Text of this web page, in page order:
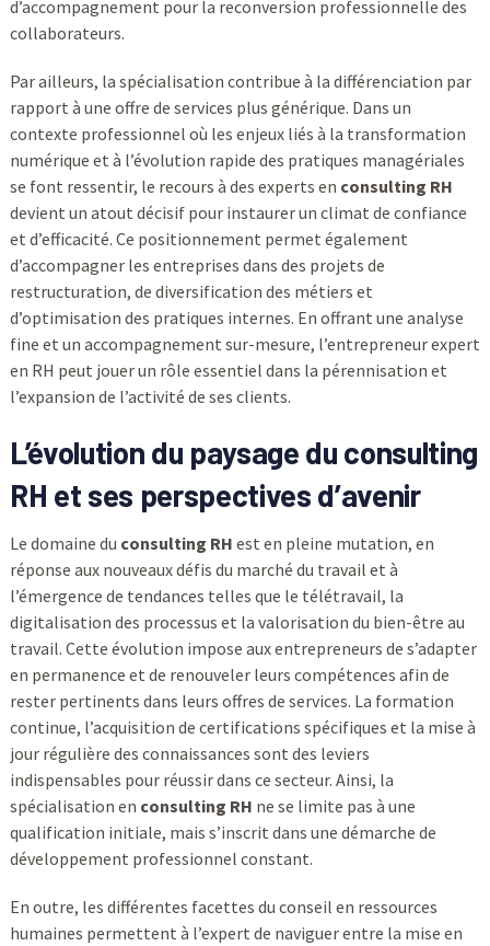
d’accompagnement pour la reconversion professionnelle des
collaborateurs.
Par ailleurs, la spécialisation contribue à la différenciation par
rapport à une offre de services plus générique. Dans un
contexte professionnel où les enjeux liés à la transformation
numérique et à l’évolution rapide des pratiques managériales
se font ressentir, le recours à des experts en consulting RH
devient un atout décisif pour instaurer un climat de confiance
et d’efficacité. Ce positionnement permet également
d’accompagner les entreprises dans des projets de
restructuration, de diversification des métiers et
d’optimisation des pratiques internes. En offrant une analyse
fine et un accompagnement sur-mesure, l’entrepreneur expert
en RH peut jouer un rôle essentiel dans la pérennisation et
l’expansion de l’activité de ses clients.
L’évolution du paysage du consulting
RH et ses perspectives d’avenir
Le domaine du consulting RH est en pleine mutation, en
réponse aux nouveaux défis du marché du travail et à
l’émergence de tendances telles que le télétravail, la
digitalisation des processus et la valorisation du bien-être au
travail. Cette évolution impose aux entrepreneurs de s’adapter
en permanence et de renouveler leurs compétences afin de
rester pertinents dans leurs offres de services. La formation
continue, l’acquisition de certifications spécifiques et la mise à
jour régulière des connaissances sont des leviers
indispensables pour réussir dans ce secteur. Ainsi, la
spécialisation en consulting RH ne se limite pas à une
qualification initiale, mais s’inscrit dans une démarche de
développement professionnel constant.
En outre, les différentes facettes du conseil en ressources
humaines permettent à l’expert de naviguer entre la mise en